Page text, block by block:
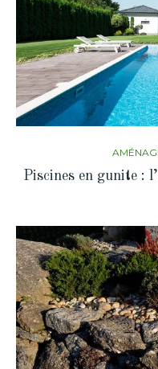
Piscines en gunite :